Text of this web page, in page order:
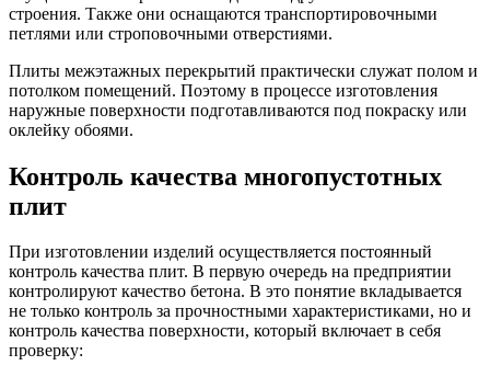
строения. Также они оснащаются транспортировочными
петлями или строповочными отверстиями.
Плиты межэтажных перекрытий практически служат полом и
потолком помещений. Поэтому в процессе изготовления
наружные поверхности подготавливаются под покраску или
оклейку обоями.
Контроль качества многопустотных
плит
При изготовлении изделий осуществляется постоянный
контроль качества плит. В первую очередь на предприятии
контролируют качество бетона. В это понятие вкладывается
не только контроль за прочностными характеристиками, но и
контроль качества поверхности, который включает в себя
проверку: